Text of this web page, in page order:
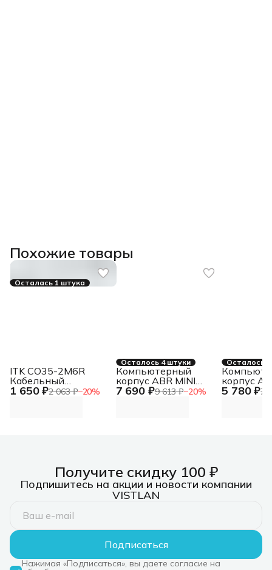
Похожие товары
Осталась 1 штука
1 650 ₽2 063 ₽−20%
ITK CO35-2M6R
Кабельный
органайзер 2U 2
Осталось 4 штуки
7 690 ₽9 613 ₽−20%
Компьютерный
корпус ABR MINI
PRO (1хUSB 3.0,
Осталось
5 780 ₽7
корпус
черный
Получите скидку 100 ₽
Подпишитесь на акции и новости компании
VISTLAN
Подписаться
Нажимая «Подписаться», вы даете согласие на